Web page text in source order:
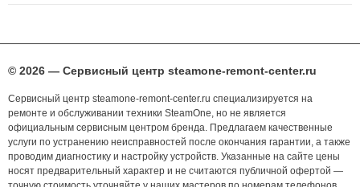
© 2026 — Сервисный центр steamone-remont-center.ru
Сервисный центр steamone-remont-center.ru специализируется на
ремонте и обслуживании техники SteamOne, но не является
официальным сервисным центром бренда. Предлагаем качественные
услуги по устранению неисправностей после окончания гарантии, а также
проводим диагностику и настройку устройств. Указанные на сайте цены
носят предварительный характер и не считаются публичной офертой —